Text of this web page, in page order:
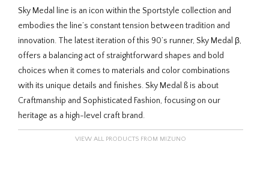
Sky Medal line is an icon within the Sportstyle collection and
embodies the line’s constant tension between tradition and
innovation. The latest iteration of this 90’s runner, Sky Medal β,
offers a balancing act of straightforward shapes and bold
choices when it comes to materials and color combinations
with its unique details and finishes. Sky Medal ß is about
Craftmanship and Sophisticated Fashion, focusing on our
heritage as a high-level craft brand.
VIEW ALL PRODUCTS FROM MIZUNO